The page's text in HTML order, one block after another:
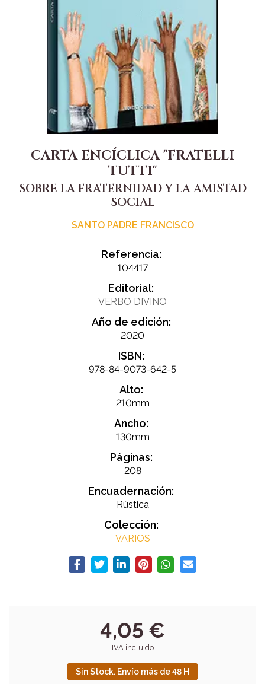
CARTA ENCÍCLICA "FRATELLI
TUTTI"
SOBRE LA FRATERNIDAD Y LA AMISTAD
SOCIAL
SANTO PADRE FRANCISCO
Referencia:
104417
Editorial:
VERBO DIVINO
Año de edición:
2020
ISBN:
978-84-9073-642-5
Alto:
210mm
Ancho:
130mm
Páginas:
208
Encuadernación:
Rústica
Colección:
VARIOS
4,05 €
IVA incluido
Sin Stock. Envío más de 48 H